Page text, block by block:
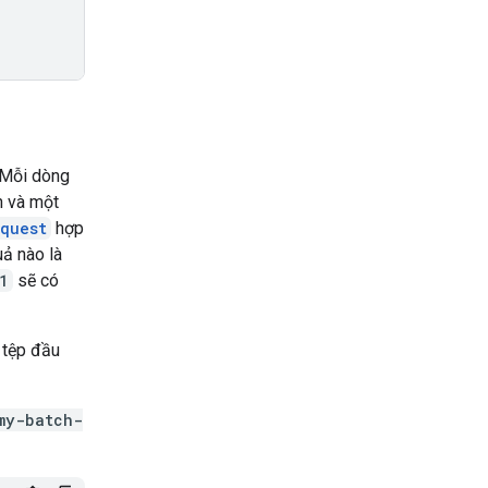
dòng
và một
hợp
nào là
sẽ có
đầu
batch-